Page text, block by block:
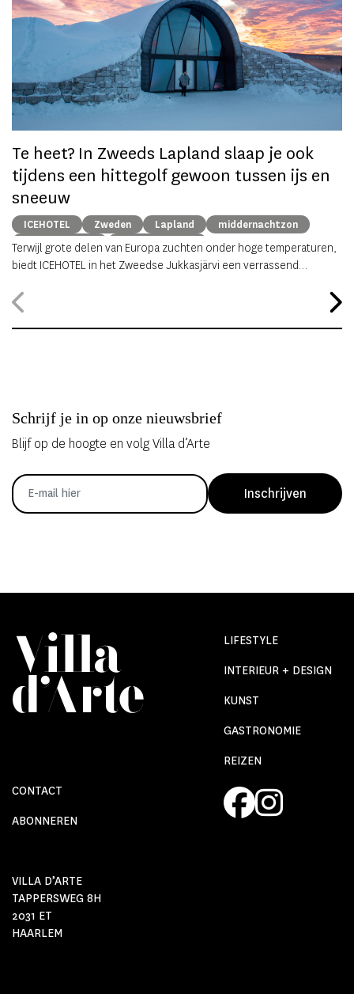
Te heet? In Zweeds Lapland slaap je ook
tijdens een hittegolf gewoon tussen ijs en
sneeuw
ICEHOTEL Zweden Lapland
middernachtzon
summer travel
Arctische reizen
Terwijl grote delen van Europa zuchten onder hoge temperaturen,
biedt ICEHOTEL in het Zweedse Jukkasjärvi een verrassend
hele jaar geopend, waardoor gasten zelfs midden in de zomer
Schrijf je in op onze nieuwsbrief
Blijf op de hoogte en volg Villa d’Arte
Inschrijven
LIFESTYLE
INTERIEUR + DESIGN
KUNST
GASTRONOMIE
REIZEN
CONTACT
ABONNEREN
VILLA D’ARTE
TAPPERSWEG 8H
2031 ET
HAARLEM